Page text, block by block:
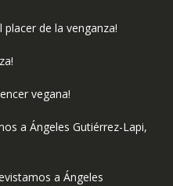
placer de la venganza!
vegana!
a Ángeles Gutiérrez-Lapi,
a Ángeles